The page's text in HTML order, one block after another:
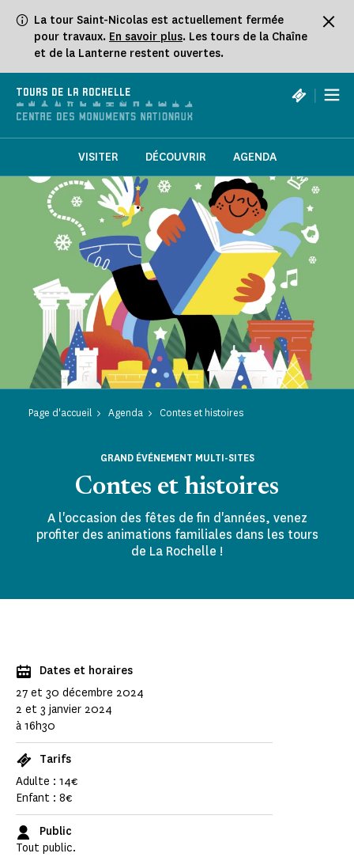
La tour Saint-Nicolas est actuellement fermée
pour travaux. En savoir plus. Les tours de la Chaîne
et de la Lanterne restent ouvertes.
TOURS DE LA ROCHELLE |
VISITER DÉCOUVRIR AGENDA
Page d'accueil Agenda Contes et histoires
Contes et histoires
GRAND ÉVÉNEMENT MULTI-SITES
A l'occasion des fêtes de fin d'années, venez
profiter des animations familiales dans les tours
de La Rochelle !
Dates et horaires
27 et 30 décembre 2024
2 et 3 janvier 2024
à 16h30
Tarifs
Adulte : 14€
Enfant : 8€
Public
Tout public.